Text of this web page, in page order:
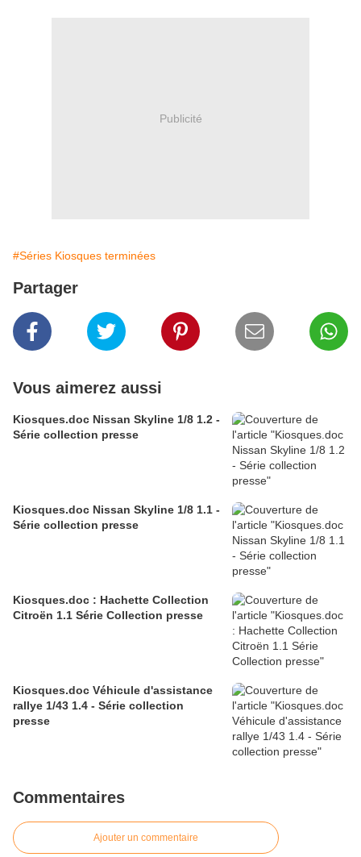
Publicité
#Séries Kiosques terminées
Partager
Vous aimerez aussi
Kiosques.doc Nissan Skyline 1/8 1.2 -
Série collection presse
Kiosques.doc Nissan Skyline 1/8 1.1 -
Série collection presse
Kiosques.doc : Hachette Collection
Citroën 1.1 Série Collection presse
Kiosques.doc Véhicule d'assistance
rallye 1/43 1.4 - Série collection
presse
Commentaires
Ajouter un commentaire